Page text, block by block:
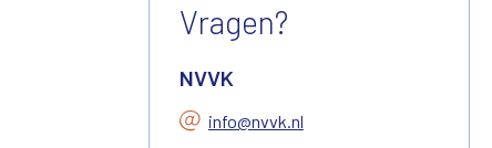
Vragen?
NVVK
info@nvvk.nl